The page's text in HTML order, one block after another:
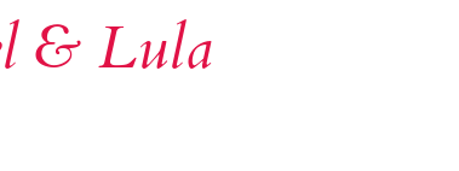
& Lula